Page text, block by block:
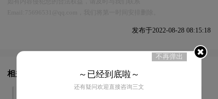
发布于2022-08-28 08:15:18
相关文章推荐
不再弹出
～已经到底啦～
还有疑问欢迎直接咨询三文